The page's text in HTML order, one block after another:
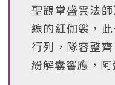
聖觀堂盛雲法
線的紅伽裟，
行列，隊容整
紛解囊響應，阿